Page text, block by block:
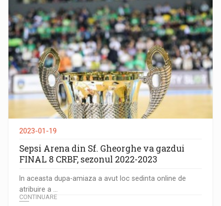
2023-01-19
Sepsi Arena din Sf. Gheorghe va gazdui
FINAL 8 CRBF, sezonul 2022-2023
In aceasta dupa-amiaza a avut loc sedinta online de
atribuire a ...
CONTINUARE